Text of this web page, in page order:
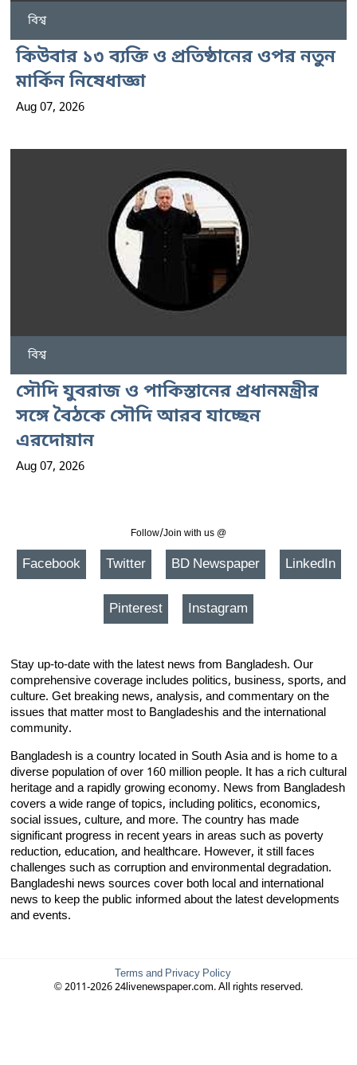
বিশ্ব
কিউবার ১৩ ব্যক্তি ও প্রতিষ্ঠানের ওপর নতুন
মার্কিন নিষেধাজ্ঞা
Aug 07, 2026
বিশ্ব
সৌদি যুবরাজ ও পাকিস্তানের প্রধানমন্ত্রীর
সঙ্গে বৈঠকে সৌদি আরব যাচ্ছেন
এরদোয়ান
Aug 07, 2026
Follow/Join with us @
Facebook Twitter BD Newspaper LinkedIn
Pinterest Instagram
Stay up-to-date with the latest news from Bangladesh. Our
comprehensive coverage includes politics, business, sports, and
culture. Get breaking news, analysis, and commentary on the
issues that matter most to Bangladeshis and the international
community.
Bangladesh is a country located in South Asia and is home to a
diverse population of over 160 million people. It has a rich cultural
heritage and a rapidly growing economy. News from Bangladesh
covers a wide range of topics, including politics, economics,
social issues, culture, and more. The country has made
significant progress in recent years in areas such as poverty
reduction, education, and healthcare. However, it still faces
challenges such as corruption and environmental degradation.
Bangladeshi news sources cover both local and international
news to keep the public informed about the latest developments
and events.
Terms and Privacy Policy
© 2011-2026 24livenewspaper.com. All rights reserved.